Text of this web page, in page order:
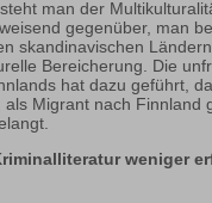
man der
gegenüber, man
skandinavischen
Bereicherung. Die
hat dazu geführt,
Migrant nach Finnland
weniger